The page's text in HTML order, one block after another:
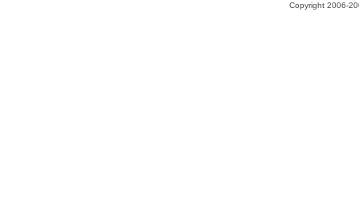
Copyright 2006-